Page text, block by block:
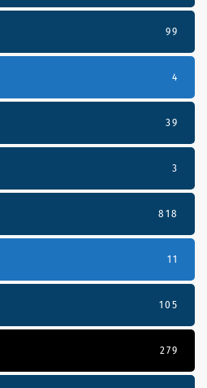
99
4
39
3
818
11
105
279